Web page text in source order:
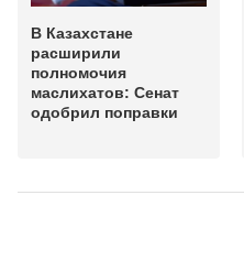
В Казахстане
расширили
полномочия
маслихатов: Сенат
одобрил поправки